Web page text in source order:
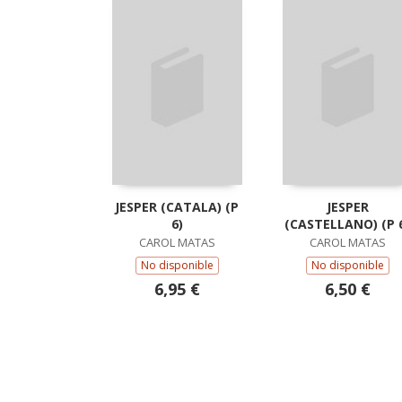
JESPER (CATALA) (P
6)
CAROL MATAS
No disponible
6,95 €
JESPER
(CASTELLANO) (P
CAROL MATAS
No disponible
6,50 €